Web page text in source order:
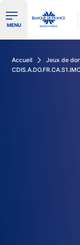
Ouvrir le menu
MENU
Accueil Jeux de